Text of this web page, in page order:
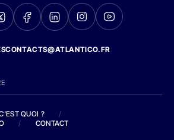
QUOI ?
/
/ CONTACT